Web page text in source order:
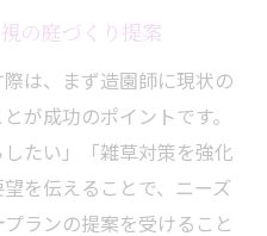
の庭づくり提案
は、まず造園師に現状の
が成功のポイントです。
たい」「雑草対策を強化
を伝えることで、ニーズ
ランの提案を受けること